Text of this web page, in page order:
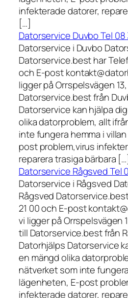
infekterade datorer,
[…]
Datorservice Duvbo Tel 08
Datorservice i Duvbo
Datorservice.best har
och E-post
ligger på Orrspelsvägen
Datorservice.best från
Datorservice kan hjälpa
olika datorproblem, allt
inte fungera hemma i
post problem,virus
reparera trasiga bärbara
Datorservice Rågsved Tel
Datorservice i Rågsved
Rågsved
21 00 och E-post
vi ligger på Orrspelsvägen
till Datorservice.best från
Datorhjälps Datorservice
en mängd olika
nätverket som inte
lägenheten, E-post
infekterade datorer,